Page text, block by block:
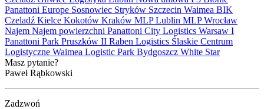
Panattoni Europe Sosnowiec Stryków Szczecin Waimea BIK
Czeladź Kielce Kokotów Kraków MLP Lublin MLP Wrocław
Najem Najem powierzchni Panattoni City Logistics Warsaw I
Panattoni Park Pruszków II Raben Logistics Ślaskie Centrum
Logistyczne Waimea Logistic Park Bydgoszcz White Star
Masz pytanie?
Paweł Rąbkowski
Zadzwoń